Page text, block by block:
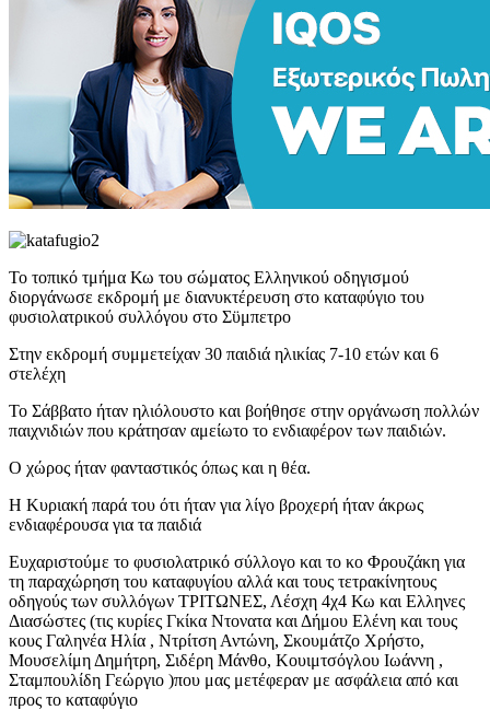
Το τοπικό τμήμα Κω του σώματος Ελληνικού οδηγισμού
διοργάνωσε εκδρομή με διανυκτέρευση στο καταφύγιο του
φυσιολατρικού συλλόγου στο Σϋμπετρο
Στην εκδρομή συμμετείχαν 30 παιδιά ηλικίας 7-10 ετών και 6
στελέχη
Το Σάββατο ήταν ηλιόλουστο και βοήθησε στην οργάνωση πολλών
παιχνιδιών που κράτησαν αμείωτο το ενδιαφέρον των παιδιών.
Ο χώρος ήταν φανταστικός όπως και η θέα.
Η Κυριακή παρά του ότι ήταν για λίγο βροχερή ήταν άκρως
ενδιαφέρουσα για τα παιδιά
Ευχαριστούμε το φυσιολατρικό σύλλογο και το κο Φρουζάκη για
τη παραχώρηση του καταφυγίου αλλά και τους τετρακίνητους
οδηγούς των συλλόγων ΤΡΙΤΩΝΕΣ, Λέσχη 4χ4 Κω και Ελληνες
Διασώστες (τις κυρίες Γκίκα Ντονατα και Δήμου Ελένη και τους
κους Γαληνέα Ηλία , Ντρίτση Αντώνη, Σκουμάτζο Χρήστο,
Μουσελίμη Δημήτρη, Σιδέρη Mάνθο, Κουιμτσόγλου Ιωάννη ,
Σταμπουλίδη Γεώργιο )που μας μετέφεραν με ασφάλεια από και
προς το καταφύγιο